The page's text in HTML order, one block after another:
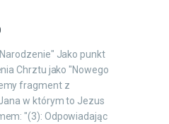
Jako punkt
Chrztu jako "Nowego
fragment z
w którym to Jezus
"(3): Odpowiadając